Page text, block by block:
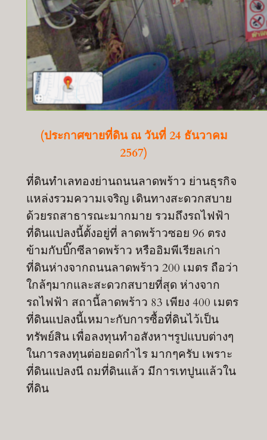
(ประกาศขายที่ดิน ณ วันที่ 24 ธันวาคม
2567)
ที่ดินทำเลทองย่านถนนลาดพร้าว ย่านธุรกิจ
แหล่งรวมความเจริญ เดินทางสะดวกสบาย
ด้วยรถสาธารณะมากมาย รวมถึงรถไฟฟ้า
ที่ดินแปลงนี้ตั้งอยู่ที่ ลาดพร้าวซอย 96 ตรง
ข้ามกับบิ๊กซีลาดพร้าว หรืออิมพีเรียลเก่า
ที่ดินห่างจากถนนลาดพร้าว 200 เมตร ถือว่า
ใกล้ๆมากและสะดวกสบายที่สุด ห่างจาก
รถไฟฟ้า สถานี้ลาดพร้าว 83 เพียง 400 เมตร
ที่ดินแปลงนี้เหมาะกับการซื้อที่ดินไว้เป็น
ทรัพย์สิน เพื่อลงทุนทำอสังหาฯรูปแบบต่างๆ
ในการลงทุนต่อยอดกำไร มากๆครับ เพราะ
ที่ดินแปลงนี ถมที่ดินแล้ว มีการเทปูนแล้วใน
ที่ดิน